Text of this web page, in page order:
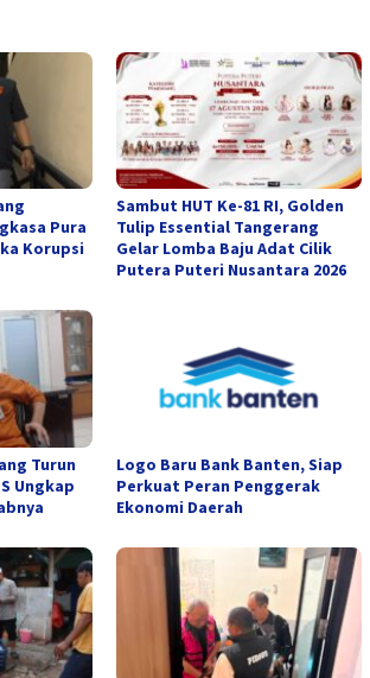
Pura
Korupsi
Sambut HUT Ke-81 RI, Golden
Tulip Essential Tangerang
Gelar Lomba Baju Adat Cilik
Putera Puteri Nusantara 2026
Turun
Ungkap
Logo Baru Bank Banten, Siap
Perkuat Peran Penggerak
Ekonomi Daerah